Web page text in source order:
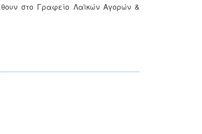
στο Γραφείο Λαϊκών Αγορών &